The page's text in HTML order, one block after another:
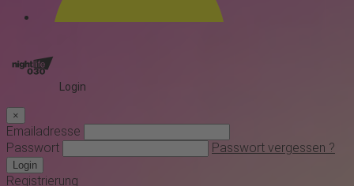
Login
×
Emailadresse
Passwort
Passwort vergessen ?
Login
Registrierung